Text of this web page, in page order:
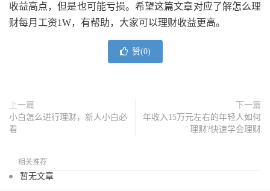
收益高点，但是也可能亏损。希望这篇文章对应了解怎么理
财每月工资1W，有帮助，大家可以理财收益更高。
赞(0)
上一篇
小白怎么进行理财，新人小白必
看
下一篇
年收入15万元左右的年轻人如何
理财?快速学会理财
相关推荐
暂无文章